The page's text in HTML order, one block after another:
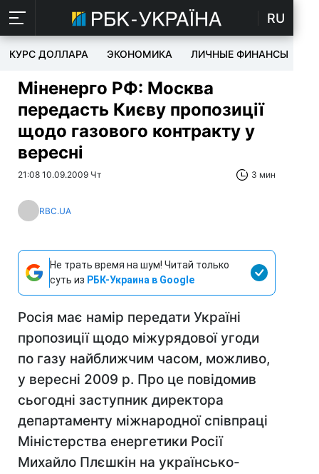
RU
КУРС ДОЛЛАРА ЭКОНОМИКА ЛИЧНЫЕ ФИНАНСЫ
Міненерго РФ: Москва
передасть Києву пропозиції
щодо газового контракту у
вересні
21:08 10.09.2009 Чт 3 мин
RBC.UA
Не трать время на шум! Читай только
суть из РБК-Украина в Google
Росія має намір передати Україні
пропозиції щодо міжурядової угоди
по газу найближчим часом, можливо,
у вересні 2009 р. Про це повідомив
сьогодні заступник директора
департаменту міжнародної співпраці
Міністерства енергетики Росії
Михайло Плєшкін на українсько-